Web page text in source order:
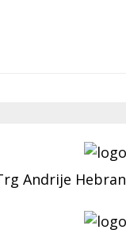
Andrije